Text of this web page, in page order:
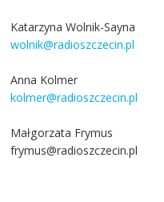
Katarzyna Wolnik-Sayna
wolnik@radioszczecin.pl
Anna Kolmer
kolmer@radioszczecin.pl
Małgorzata Frymus
frymus@radioszczecin.pl